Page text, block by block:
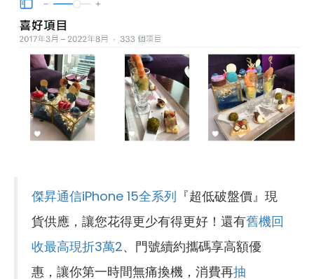
傑昇通信iPhone 15全系列 『超低破盤價』現
貨供應，讓您花得更少有得更好！還有舊機回
收最高現折3萬2、門號續約攜碼享高額優
惠，讓你第一時間無痛換機，消費再抽